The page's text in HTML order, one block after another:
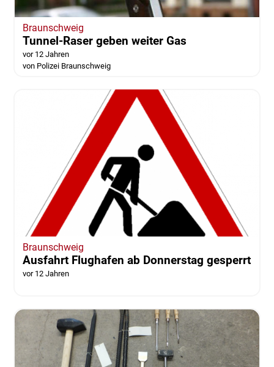
Braunschweig
Tunnel-Raser geben weiter Gas
vor 12 Jahren
von Polizei Braunschweig
Braunschweig
Ausfahrt Flughafen ab Donnerstag gesperrt
vor 12 Jahren